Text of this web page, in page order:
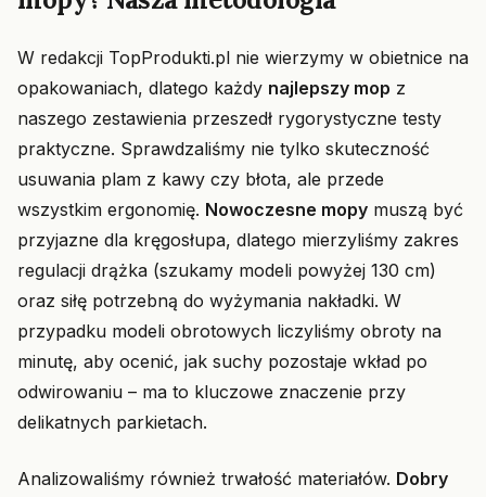
W redakcji TopProdukti.pl nie wierzymy w obietnice na
opakowaniach, dlatego każdy najlepszy mop z
naszego zestawienia przeszedł rygorystyczne testy
praktyczne. Sprawdzaliśmy nie tylko skuteczność
usuwania plam z kawy czy błota, ale przede
wszystkim ergonomię. Nowoczesne mopy muszą być
przyjazne dla kręgosłupa, dlatego mierzyliśmy zakres
regulacji drążka (szukamy modeli powyżej 130 cm)
oraz siłę potrzebną do wyżymania nakładki. W
przypadku modeli obrotowych liczyliśmy obroty na
minutę, aby ocenić, jak suchy pozostaje wkład po
odwirowaniu – ma to kluczowe znaczenie przy
delikatnych parkietach.
Analizowaliśmy również trwałość materiałów. Dobry